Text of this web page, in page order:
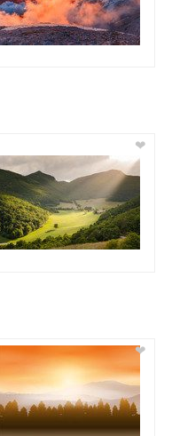
❤
❤